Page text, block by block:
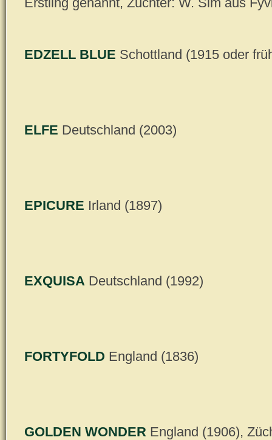
EDZELL BLUE Schottland (1915 oder
ELFE Deutschland (2003)
EPICURE Irland (1897)
EXQUISA Deutschland (1992)
FORTYFOLD England (1836)
GOLDEN WONDER England (1906),